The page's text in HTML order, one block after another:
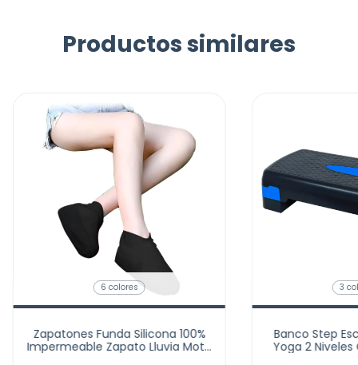
Productos similares
6 colores
Zapatones Funda Silicona 100%
Impermeable Zapato Lluvia Moto
3
Banco Step
Yoga 2